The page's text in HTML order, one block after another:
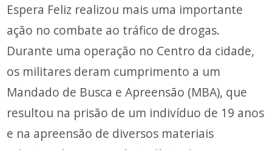
Espera Feliz realizou mais uma importante
ação no combate ao tráfico de drogas.
Durante uma operação no Centro da cidade,
os militares deram cumprimento a um
Mandado de Busca e Apreensão (MBA), que
resultou na prisão de um indivíduo de 19 anos
e na apreensão de diversos materiais